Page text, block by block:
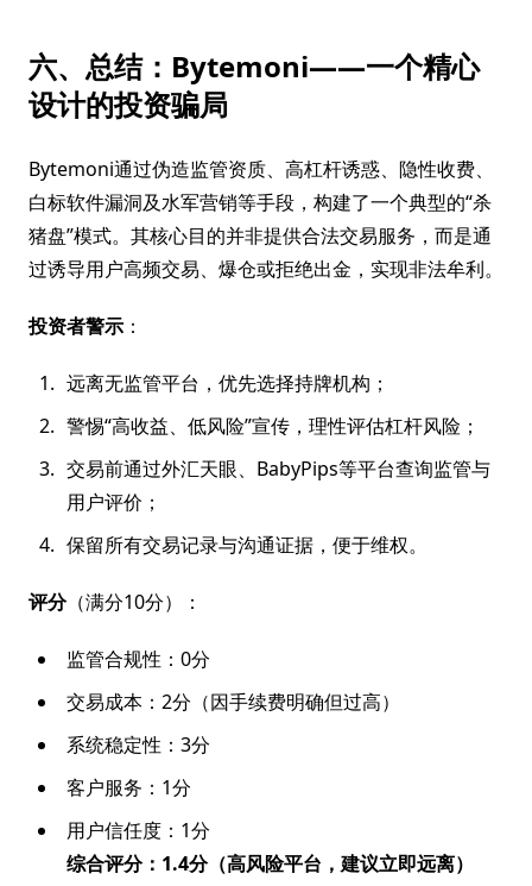
六、总结：Bytemoni——一个精心
设计的投资骗局
Bytemoni通过伪造监管资质、高杠杆诱惑、隐性收费、
白标软件漏洞及水军营销等手段，构建了一个典型的“杀
猪盘”模式。其核心目的并非提供合法交易服务，而是通
过诱导用户高频交易、爆仓或拒绝出金，实现非法牟利。
投资者警示 ：
远离无监管平台，优先选择持牌机构；
警惕“高收益、低风险”宣传，理性评估杠杆风险；
交易前通过外汇天眼、BabyPips等平台查询监管与
用户评价；
保留所有交易记录与沟通证据，便于维权。
评分（满分10分）：
监管合规性：0分
交易成本：2分（因手续费明确但过高）
系统稳定性：3分
客户服务：1分
用户信任度：1分
综合评分：1.4分（高风险平台，建议立即远离）